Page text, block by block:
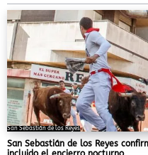
San Sebastián de los Reyes
San Sebastián de los Reyes